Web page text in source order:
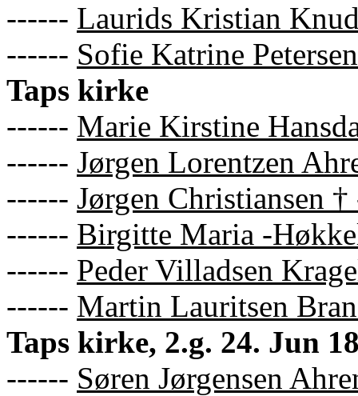
------ Laurids Kristian
------ Sofie Katrine Petersen
Taps kirke
------ Marie Kirstine
------ Jørgen Lorentzen
------ Jørgen Christiansen
------ Birgitte Maria -
------ Peder Villadsen
------ Martin Lauritsen
Taps kirke, 2.g. 24. Jun
------ Søren Jørgensen